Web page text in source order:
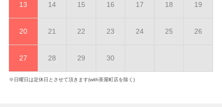
13 14 15 16 17 18 19
20 21 22 23 24 25 26
27 28 29 30
※日曜日は定休日とさせて頂きます(with茶屋町店を除く)